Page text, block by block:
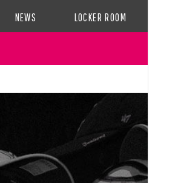
NEWS LOCKER ROOM